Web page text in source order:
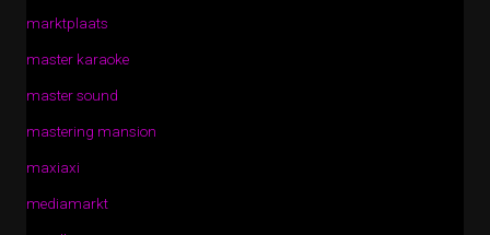
marktplaats
master karaoke
master sound
mastering mansion
maxiaxi
mediamarkt